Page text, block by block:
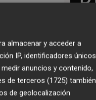
almacenar y acceder a
IP, identificadores únicos
anuncios y contenido,
de terceros (1725) también
de geolocalización